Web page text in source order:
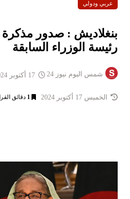
عربي ودولي
بنغلاديش : صدور مذكرة
رئيسة الوزراء السابقة
شمس اليوم نيوز 24
الخميس 17 أكتوبر 2024 1 دقائق